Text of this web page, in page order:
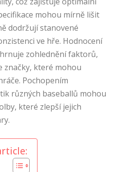
mohou mírně lišit
dodržují stanovené
ve hře. Hodnocení
zohlednění faktorů,
značky, které mohou
Pochopením
různých baseballů mohou
které zlepší jejich